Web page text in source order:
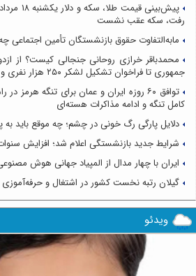
رفت، سکه عقب نشست
مابه‌التفاوت حقوق بازنشستگان تأمین
محمدباقر خرازی روحانی جنجالی کیست؟ از
جمهوری تا فراخوان تشکیل لشکر ۲۵۰ هزار نفری و احضار به دادگاه
توافق ۶۰ روزه ایران و عمان برای تنگه
کامل تنگه و ادامه مذاکرات هسته‌ای
دلایل پارگی رگ خونی در چشم؛ چه موقع باید به
شرایط جدید بازنشستگی اعلام شد؛ افزایش
ایران با چهار مدال از المپیاد جهانی هوش
گیلان رتبه نخست کشور در اشتغال و حرفه‌آموزی
ویدئو